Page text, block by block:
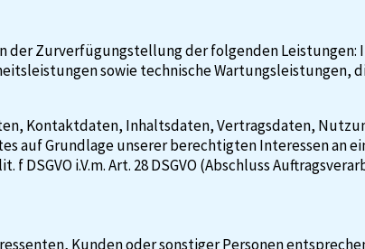
der Zurverfügungstellung der folgenden
sowie technische Wartungsleistungen,
Kontaktdaten, Inhaltsdaten, Vertragsdaten,
auf Grundlage unserer berechtigten Interessen an
DSGVO i.V.m. Art. 28 DSGVO (Abschluss
Kunden oder sonstiger Personen